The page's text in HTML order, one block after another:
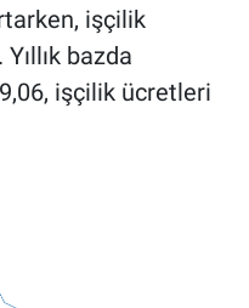
işçilik
bazda
işçilik ücretleri